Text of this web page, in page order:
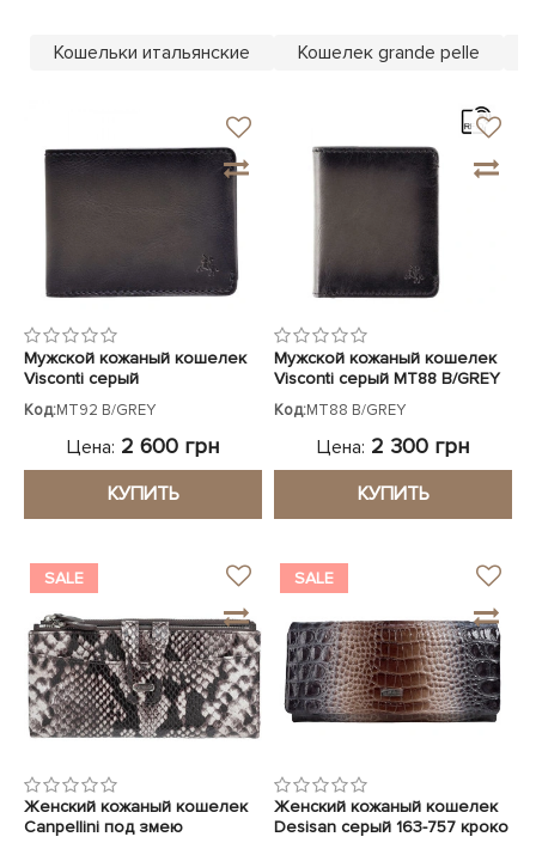
Показать все
Кошельки итальянские Кошелек grande pelle
Мужской кожаный кошелек
Visconti серый
Код:MT92 B/GREY
Цена: 2 600 грн
КУПИТЬ
Мужской кожаный кошелек
Visconti серый MT88 B/GREY
Код:MT88 B/GREY
Цена: 2 300 грн
КУПИТЬ
SALE
Женский кожаный кошелек
Canpellini под змею
SALE
Женский кожаный кошелек
Desisan серый 163-757 кроко